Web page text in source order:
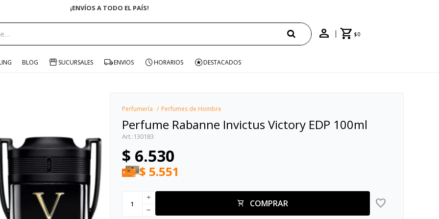
$0
BLOG SUCURSALES ENVIOS HORARIOS DESTACADOS
Perfumería Perfumes de Hombre
Perfume Rabanne Invictus Victory EDP 100ml
130183
$ 6.530
$ 5.551
COMPRAR
add
remove